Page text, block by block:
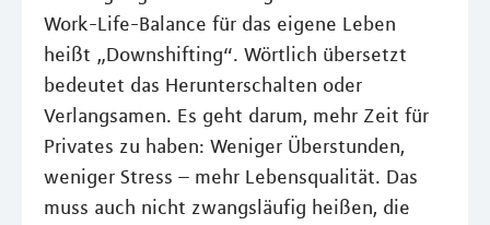
Work-Life-Balance für das eigene Leben
heißt „Downshifting“. Wörtlich übersetzt
bedeutet das Herunterschalten oder
Verlangsamen. Es geht darum, mehr Zeit für
Privates zu haben: Weniger Überstunden,
weniger Stress – mehr Lebensqualität. Das
muss auch nicht zwangsläufig heißen, die